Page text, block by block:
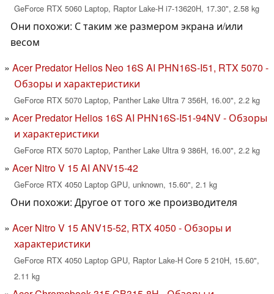
GeForce RTX 5060 Laptop, Raptor Lake-H i7-13620H, 17.30", 2.58 kg
Они похожи: С таким же размером экрана и/или
весом
Acer Predator Helios Neo 16S AI PHN16S-I51, RTX 5070 -
Обзоры и характеристики
GeForce RTX 5070 Laptop, Panther Lake Ultra 7 356H, 16.00", 2.2 kg
Acer Predator Helios 16S AI PHN16S-I51-94NV - Обзоры
и характеристики
GeForce RTX 5070 Laptop, Panther Lake Ultra 9 386H, 16.00", 2.2 kg
Acer Nitro V 15 AI ANV15-42
GeForce RTX 4050 Laptop GPU, unknown, 15.60", 2.1 kg
Они похожи: Другое от того же производителя
Acer Nitro V 15 ANV15-52, RTX 4050 - Обзоры и
характеристики
GeForce RTX 4050 Laptop GPU, Raptor Lake-H Core 5 210H, 15.60",
2.11 kg